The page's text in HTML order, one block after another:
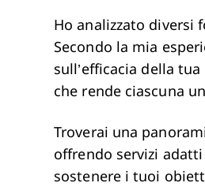
Ho analizzato diversi
Secondo la mia
sull’efficacia della
che rende ciascuna
Troverai una
offrendo servizi
sostenere i tuoi